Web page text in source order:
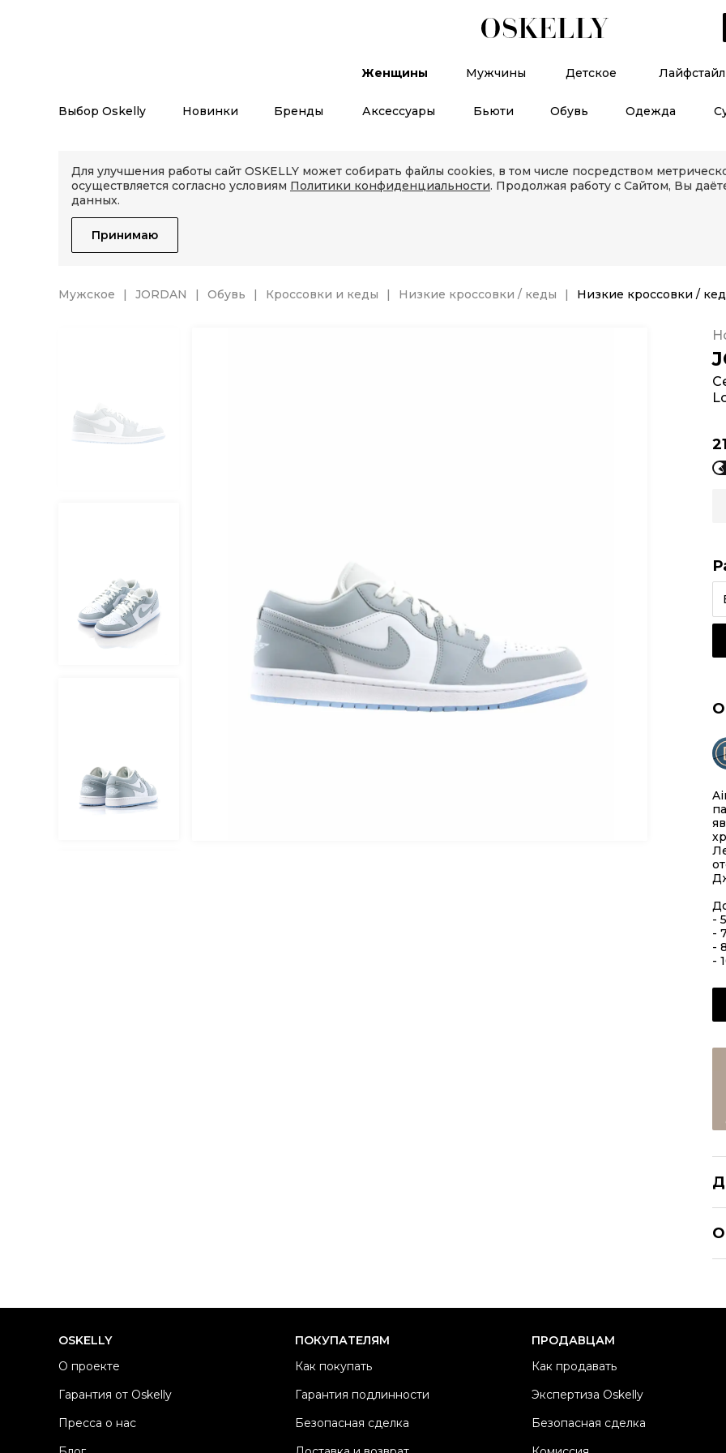
Женщины Мужчины Детское Лайфстайл
Выбор Oskelly Новинки Бренды Аксессуары Бьюти Обувь Одежда
Для улучшения работы сайт OSKELLY может собирать файлы cookies, в том числе посредством
осуществляется согласно условиям Политики конфиденциальности. Продолжая работу с Сайтом, Вы
данных.
Принимаю
Мужское JORDAN Обувь Кроссовки и кеды Низкие кроссовки / кеды Низкие кроссовки /
О
-
-
-
-
О
OSKELLY
О проекте
Гарантия от Oskelly
Пресса о нас
ПОКУПАТЕЛЯМ
Как покупать
Гарантия подлинности
Безопасная сделка
ПРОДАВЦАМ
Как продавать
Экспертиза Oskelly
Безопасная сделка